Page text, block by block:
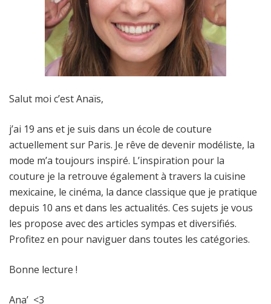
Salut moi c’est Anaïs,
j’ai 19 ans et je suis dans un école de couture
actuellement sur Paris. Je rêve de devenir modéliste, la
mode m’a toujours inspiré. L’inspiration pour la
couture je la retrouve également à travers la cuisine
mexicaine, le cinéma, la dance classique que je pratique
depuis 10 ans et dans les actualités. Ces sujets je vous
les propose avec des articles sympas et diversifiés.
Profitez en pour naviguer dans toutes les catégories.
Bonne lecture !
Ana’ <3